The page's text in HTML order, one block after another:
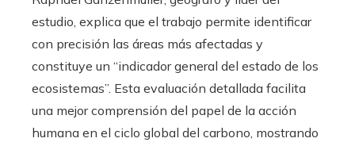
estudio, explica que el trabajo permite identificar
con precisión las áreas más afectadas y
constituye un “indicador general del estado de los
ecosistemas”. Esta evaluación detallada facilita
una mejor comprensión del papel de la acción
humana en el ciclo global del carbono, mostrando